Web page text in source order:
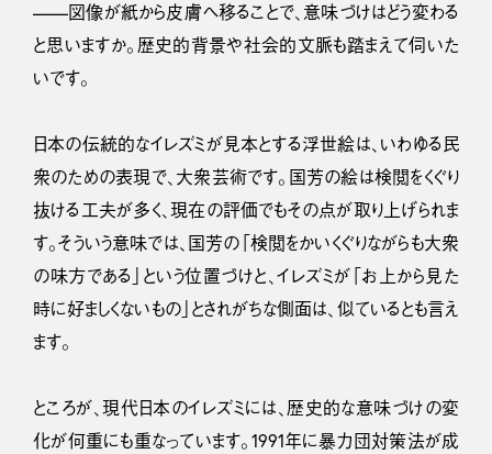
——図像が紙から皮膚へ移ることで、意味づけはどう変わる
と思いますか。歴史的背景や社会的文脈も踏まえて伺いた
いです。
日本の伝統的なイレズミが見本とする浮世絵は、いわゆる民
衆のための表現で、大衆芸術です。国芳の絵は検閲をくぐり
抜ける工夫が多く、現在の評価でもその点が取り上げられま
す。そういう意味では、国芳の「検閲をかいくぐりながらも大衆
の味方である」という位置づけと、イレズミが「お上から見た
時に好ましくないもの」とされがちな側面は、似ているとも言え
ます。
ところが、現代日本のイレズミには、歴史的な意味づけの変
化が何重にも重なっています。1991年に暴力団対策法が成